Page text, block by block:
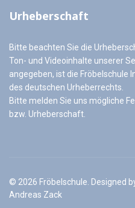
Urheberschaft
Bitte beachten Sie die
Ton- und Videoinhalte unserer
angegeben, ist die Fröbelschule
des deutschen Urheberrechts.
Bitte melden Sie uns mögliche
bzw. Urheberschaft.
© 2026 Fröbelschule. Designed
Andreas Zack